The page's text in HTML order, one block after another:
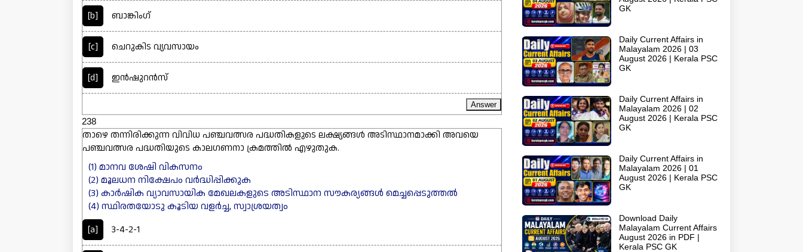
[b] ബാങ്കിംഗ്
[c] ചെറുകിട വ്യവസായം
[d] ഇൻഷുറൻസ്
238
താഴെ തന്നിരിക്കുന്ന വിവിധ പഞ്ചവത്സര പദ്ധതികളുടെ ലക്ഷ്യങ്ങൾ അടിസ്ഥാനമാക്കി അവയെ
പഞ്ചവത്സര പദ്ധതിയുടെ കാലഗണനാ ക്രമത്തിൽ എഴുതുക.
(1) മാനവ ശേഷി വികസനം
(2) മൂലധന നിക്ഷേപം വർദ്ധിപ്പിക്കുക
(3) കാർഷിക വ്യാവസായിക മേഖലകളുടെ അടിസ്ഥാന സൗകര്യങ്ങൾ മെച്ചപ്പെടുത്തൽ
(4) സ്ഥിരതയോടു കൂടിയ വളർച്ച, സ്വാശ്രയത്വം
[a] 3-4-2-1
GK
Daily Current Affairs in
Malayalam 2026 | 03
August 2026 | Kerala PSC
GK
Daily Current Affairs in
Malayalam 2026 | 02
August 2026 | Kerala PSC
GK
Daily Current Affairs in
Malayalam 2026 | 01
August 2026 | Kerala PSC
GK
Download Daily
Malayalam Current Affairs
August 2026 in PDF |
Kerala PSC GK